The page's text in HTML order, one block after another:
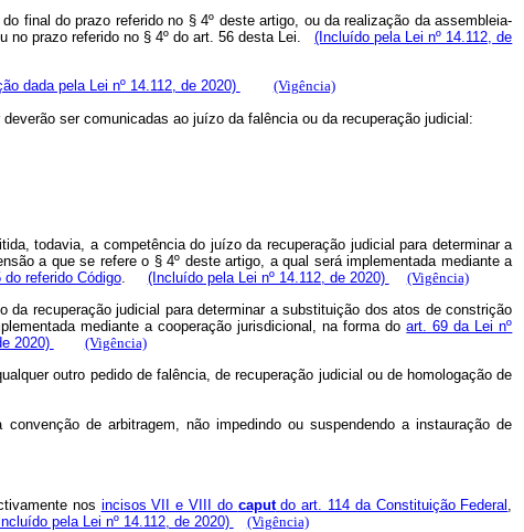
final do prazo referido no § 4º deste artigo, ou da realização da assembleia-
no prazo referido no § 4º do art. 56 desta Lei.(Incluído pela Lei nº 14.112, de
dada pela Lei nº 14.112, de 2020)
(Vigência)
ser comunicadas ao juízo da falência ou da recuperação judicial:
todavia, a competência do juízo da recuperação judicial para determinar a
a que se refere o § 4º deste artigo, a qual será implementada mediante a
do referido Código. (Incluído pela Lei nº 14.112, de 2020)
(Vigência)
recuperação judicial para determinar a substituição dos atos de constrição
mediante a cooperação jurisdicional, na forma doart. 69 da Lei nº
2020)
(Vigência)
outro pedido de falência, de recuperação judicial ou de homologação de
de arbitragem, não impedindo ou suspendendo a instauração de
nos incisos VII e VIII do caputdo art. 114 da Constituição Federal ,
pela Lei nº 14.112, de 2020)
(Vigência)